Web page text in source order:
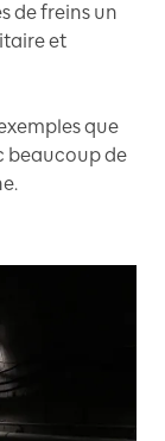
de freins un
et
que
beaucoup de